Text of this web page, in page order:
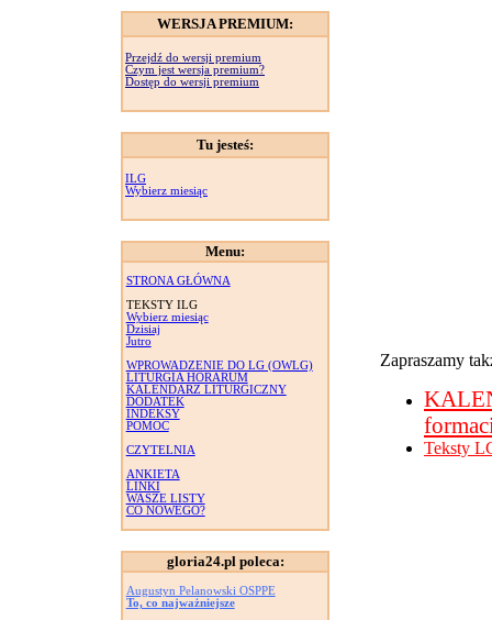
WERSJA PREMIUM:
Przejdź do wersji premium
Czym jest wersja premium?
Dostęp do wersji premium
Tu jesteś:
ILG
Wybierz miesiąc
Menu:
STRONA GŁÓWNA
TEKSTY ILG
Wybierz miesiąc
Dzisiaj
Jutro
WPROWADZENIE DO LG (OWLG)
LITURGIA HORARUM
KALENDARZ LITURGICZNY
DODATEK
INDEKSY
POMOC
CZYTELNIA
ANKIETA
LINKI
WASZE LISTY
CO NOWEGO?
gloria24.pl poleca:
Augustyn Pelanowski OSPPE
To, co najważniejsze
Zapraszamy
Teksty